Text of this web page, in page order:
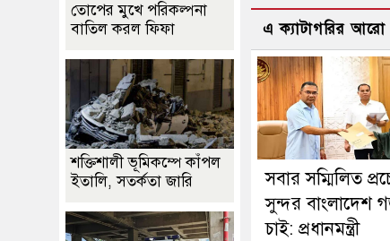
এ ক্যাটাগরির আরো
সবার সম্মিলিত
সুন্দর বাংলাদেশ
চাই: প্রধানমন্ত্রী
তোপের মুখে পরিকল্পনা
বাতিল করল ফিফা
শক্তিশালী ভূমিকম্পে কাঁপল
ইতালি, সতর্কতা জারি